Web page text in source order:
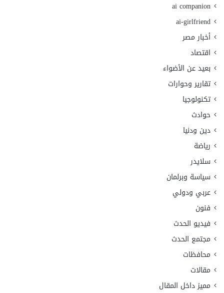
ai companion
ai-girlfriend
أخبار مصر
اقتصاد
بعيد عن الأضواء
تقارير وحوارات
تكنولوجيا
حوادث
دين ودنيا
رياضة
سلايدر
سياسة وبرلمان
عربي ودولي
فنون
فيديو الحدث
مجتمع الحدث
محافظات
مقالات
مميز داخل المقال